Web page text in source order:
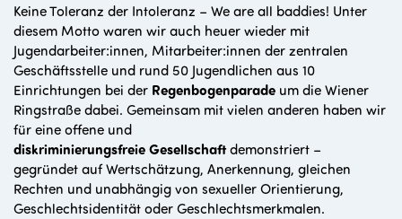
Keine Toleranz der Intoleranz – We are all baddies! Unter
diesem Motto waren wir auch heuer wieder mit
Jugendarbeiter:innen, Mitarbeiter:innen der zentralen
Geschäftsstelle und rund 50 Jugendlichen aus 10
Einrichtungen bei der Regenbogenparade um die Wiener
Ringstraße dabei. Gemeinsam mit vielen anderen haben wir
für eine offene und
diskriminierungsfreie Gesellschaftdemonstriert –
gegründet auf Wertschätzung, Anerkennung, gleichen
Rechten und unabhängig von sexueller Orientierung,
Geschlechtsidentität oder Geschlechtsmerkmalen.